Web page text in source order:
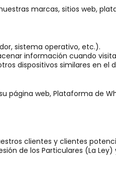
marcas, sitios web,
sistema operativo, etc.).
información cuando
dispositivos similares en el
página web, Plataforma de
clientes y clientes
de los Particulares (La Ley)